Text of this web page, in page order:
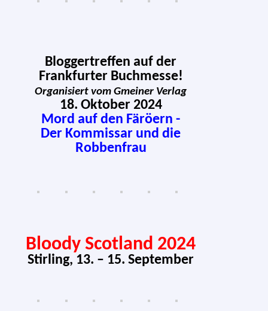
Bloggertreffen auf der
Frankfurter Buchmesse!
Organisiert vom Gmeiner Verlag
18. Oktober 2024
Mord auf den Färöern -
Der Kommissar und die
Robbenfrau
Bloody Scotland 2024
Stirling, 13. – 15. September